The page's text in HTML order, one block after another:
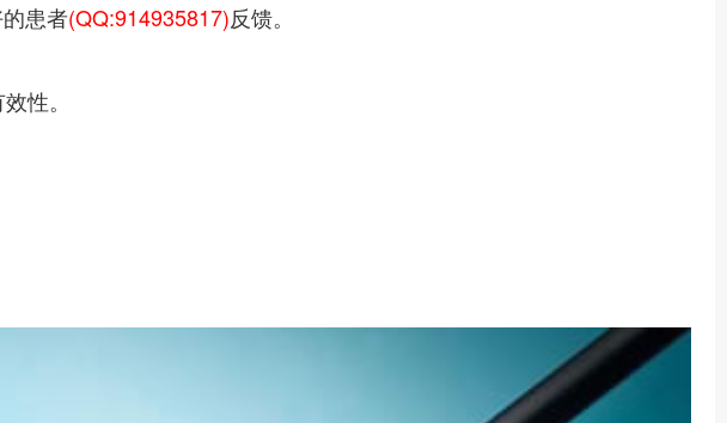
患者(QQ:914935817)反馈。
性。